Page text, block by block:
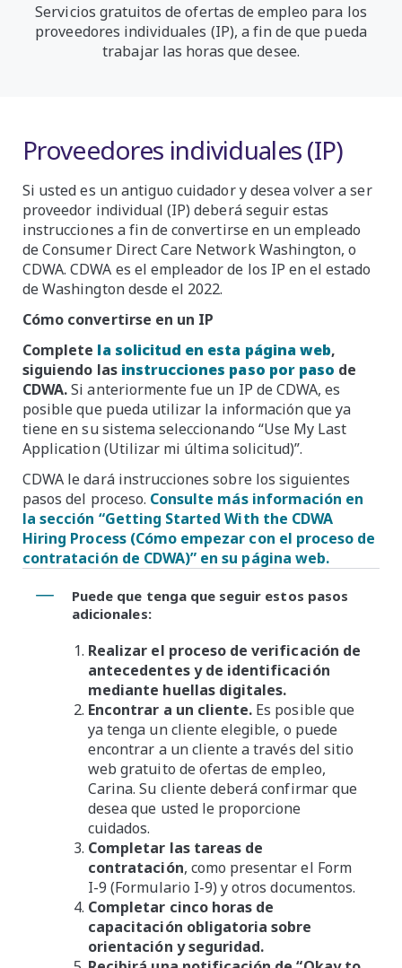
Servicios gratuitos de ofertas de empleo para los
proveedores individuales (IP), a fin de que pueda
trabajar las horas que desee.
Proveedores individuales (IP)
Si usted es un antiguo cuidador y desea volver a ser
proveedor individual (IP) deberá seguir estas
instrucciones a fin de convertirse en un empleado
de Consumer Direct Care Network Washington, o
CDWA. CDWA es el empleador de los IP en el estado
de Washington desde el 2022.
Cómo convertirse en un IP
Complete la solicitud en esta página web,
siguiendo las instrucciones paso por paso de
CDWA.Si anteriormente fue un IP de CDWA, es
posible que pueda utilizar la información que ya
tiene en su sistema seleccionando “Use My Last
Application (Utilizar mi última solicitud)”.
CDWA le dará instrucciones sobre los siguientes
pasos del proceso. Consulte más información en
la sección “Getting Started With the CDWA
Hiring Process (Cómo empezar con el proceso de
contratación de CDWA)” en su página web.
Puede que tenga que seguir estos pasos
adicionales:
Realizar el proceso de verificación de
antecedentes y de identificación
mediante huellas digitales.
Encontrar a un cliente. Es posible que
ya tenga un cliente elegible, o puede
encontrar a un cliente a través del sitio
web gratuito de ofertas de empleo,
Carina. Su cliente deberá confirmar que
desea que usted le proporcione
cuidados.
Completar las tareas de
contratación, como presentar el Form
I-9 (Formulario I-9) y otros documentos.
Completar cinco horas de
capacitación obligatoria sobre
orientación y seguridad.